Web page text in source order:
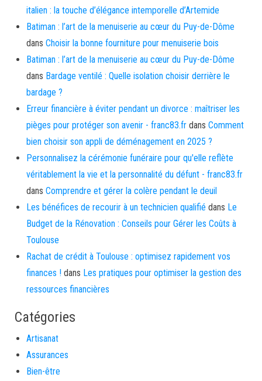
italien : la touche d’élégance intemporelle d’Artemide
Batiman : l’art de la menuiserie au cœur du Puy-de-Dôme
dans Choisir la bonne fourniture pour menuiserie bois
Batiman : l’art de la menuiserie au cœur du Puy-de-Dôme
dans Bardage ventilé : Quelle isolation choisir derrière le
bardage ?
Erreur financière à éviter pendant un divorce : maîtriser les
pièges pour protéger son avenir - franc83.fr dans Comment
bien choisir son appli de déménagement en 2025 ?
Personnalisez la cérémonie funéraire pour qu'elle reflète
véritablement la vie et la personnalité du défunt - franc83.fr
dans Comprendre et gérer la colère pendant le deuil
Les bénéfices de recourir à un technicien qualifié dans Le
Budget de la Rénovation : Conseils pour Gérer les Coûts à
Toulouse
Rachat de crédit à Toulouse : optimisez rapidement vos
finances ! dans Les pratiques pour optimiser la gestion des
ressources financières
Catégories
Artisanat
Assurances
Bien-être